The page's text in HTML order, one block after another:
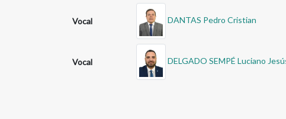
Vocal DANTAS Pedro Cristian
Vocal DELGADO SEMPÉ Luciano